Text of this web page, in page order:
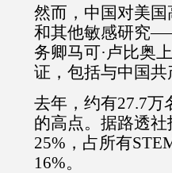
然而，中国对美
和其他敏感研究
务卿马可·卢比奥
证，包括与中国
去年，约有27.7万
的高点。据路透
25%，占所有
16%。